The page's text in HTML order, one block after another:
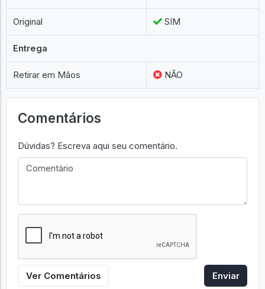
Original SIM
Entrega
Retirar em Mãos NÃO
Comentários
Dúvidas? Escreva aqui seu comentário.
Ver Comentários Enviar